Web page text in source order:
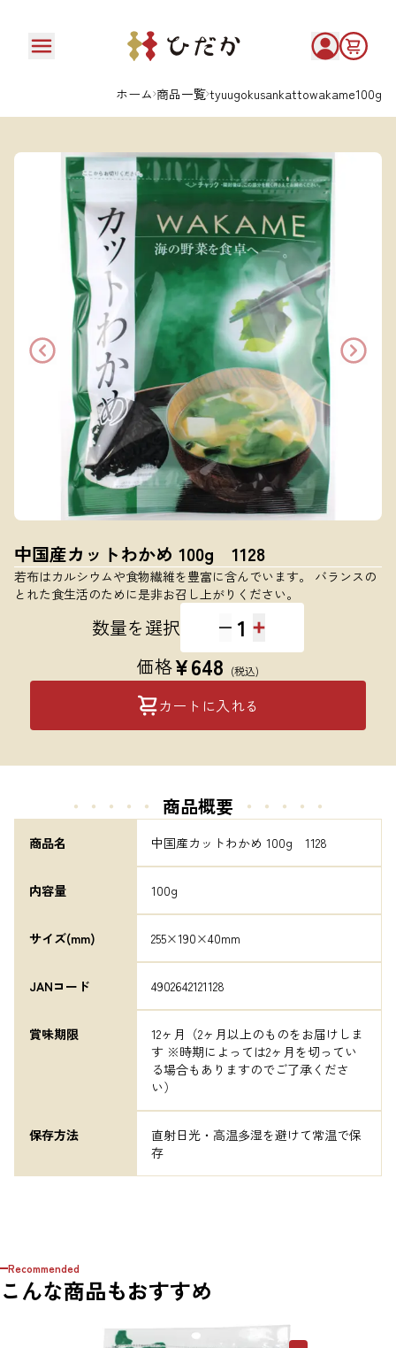
ホーム 商品一覧 tyuugokusankattowakame100g
中国産カットわかめ 100g 1128
若布はカルシウムや食物繊維を豊富に含んでいます。 バランスの
とれた食生活のために是非お召し上がりください。
数量を選択 1
価格¥648 (税込)
カートに入れる
・・・・・ 商品概要 ・・・・・
商品名 中国産カットわかめ 100g　1128
内容量 100g
サイズ(mm) 255×190×40mm
JANコード 4902642121128
賞味期限
12ヶ月（2ヶ月以上のものをお届けしま
す ※時期によっては2ヶ月を切ってい
る場合もありますのでご了承くださ
い）
保存方法
直射日光・高温多湿を避けて常温で保
存
Recommended
こんな商品もおすすめ